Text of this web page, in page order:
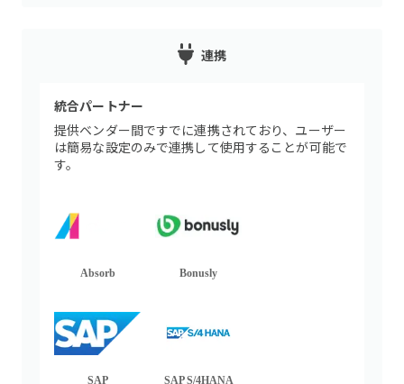
連携
統合パートナー
提供ベンダー間ですでに連携されており、ユーザー
は簡易な設定のみで連携して使用することが可能で
す。
Absorb Bonusly
SAP
SAP S/4HANA